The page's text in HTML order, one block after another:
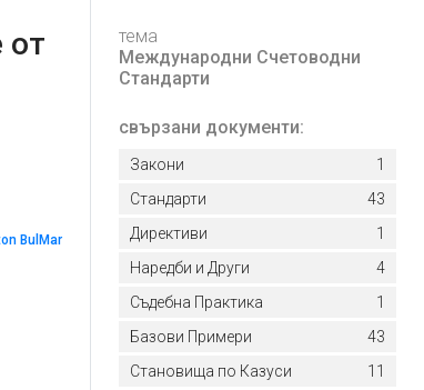
от
BulMar
тема
Международни Счетоводни
Стандарти
свързани документи:
Закони
1
Стандарти
43
Директиви
1
Наредби и Други
4
Съдебна Практика
1
Базови Примери
43
Становища по Казуси
11